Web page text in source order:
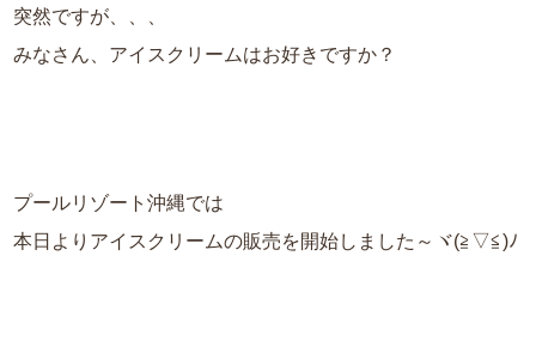
突然ですが、、、
みなさん、アイスクリームはお好きですか？
プールリゾート沖縄では
本日よりアイスクリームの販売を開始しました～ヾ(≧▽≦)ﾉ